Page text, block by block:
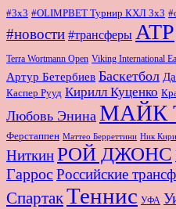
#3x3 #OLIMPBET Турнир КХЛ 3x3
#новости #трансферы ATP
Terra Wortmann Open Viking International
Артур Бетербиев Баскетбол
Каспер Рууд Кирилл Куценко
Любовь Энина МАЙК
Ферстаппен Маттео Берреттини Ник
НиткинРОЙ ДЖОНС
Гаррос Российские
СпартакТеннис УФА